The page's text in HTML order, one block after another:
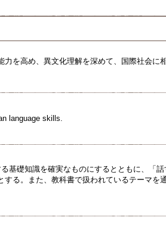
を高め、異文化理解を深めて、国際社会に
language skills.
基礎知識を確実なものにするとともに、「
る。また、教科書で扱われているテーマを